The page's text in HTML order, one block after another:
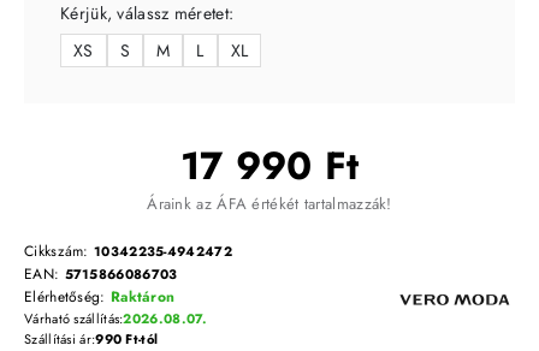
17 990 Ft
Áraink az ÁFA értékét tartalmazzák!
Cikkszám: 10342235-4942472
EAN: 5715866086703
Elérhetőség: Raktáron
Várható szállítás:2026.08.07.
Szállítási ár:990 Ft-tól
Kérjük, válassz méretet:
XS
S M L XL